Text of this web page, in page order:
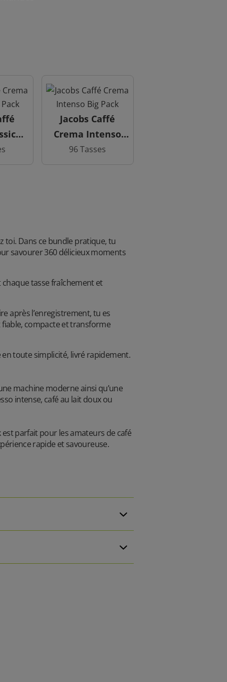
Jacobs Caffé
Crema Intenso
Big Pack
96 Tasses
toi. Dans ce bundle pratique, tu
savourer 360 délicieux moments
tasse fraîchement et
après l’enregistrement, tu es
fiable, compacte et transforme
en toute simplicité, livré rapidement.
machine moderne ainsi qu’une
intense, café au lait doux ou
est parfait pour les amateurs de café
rapide et savoureuse.